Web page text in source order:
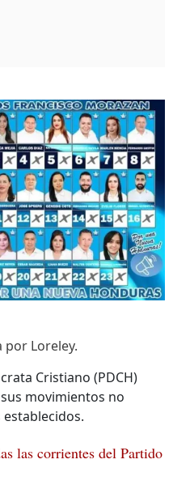
por Loreley.
Cristiano (PDCH)
movimientos no
las corrientes del Partido